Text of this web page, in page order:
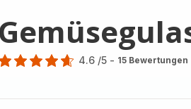
4.6 /5 - 15 Bewertungen